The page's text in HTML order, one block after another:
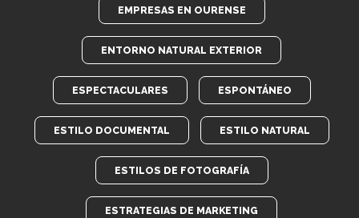
EMPRESAS EN OURENSE
ENTORNO NATURAL EXTERIOR
ESPECTACULARES ESPONTÁNEO
ESTILO DOCUMENTAL ESTILO NATURAL
ESTILOS DE FOTOGRAFÍA
ESTRATEGIAS DE MARKETING